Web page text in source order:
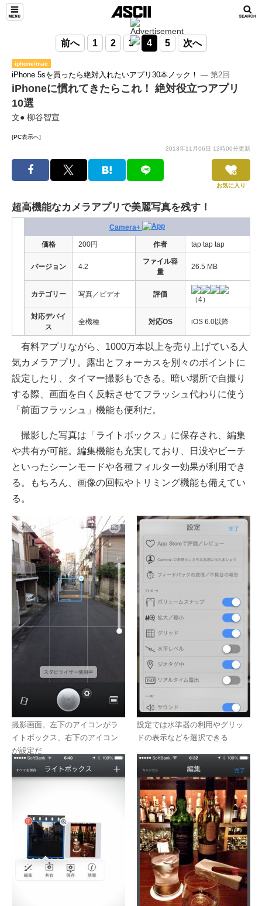
前へ 1 2 3 4 5 次へ
iphone/mac
iPhone 5sを買ったら絶対入れたいアプリ30本ノック！ ― 第2回
iPhoneに慣れてきたらこれ！ 絶対役立つアプリ
10選
文● 柳谷智宣
[PC表示へ]
2013年11月06日 12時00分更新
お気に入り
超高機能なカメラアプリで美麗写真を残す！
Camera+
価格 200円 作者 tap tap tap
バージョン 4.2
ファイル容
量
26.5 MB
カテゴリー 写真／ビデオ 評価
（4）
対応デバイ
ス
全機種 対応OS iOS 6.0以降
有料アプリながら、1000万本以上を売り上げている人
気カメラアプリ。露出とフォーカスを別々のポイントに
設定したり、タイマー撮影もできる。暗い場所で自撮り
する際、画面を白く反転させてフラッシュ代わりに使う
「前面フラッシュ」機能も便利だ。
撮影した写真は「ライトボックス」に保存され、編集
や共有が可能。編集機能も充実しており、日没やビーチ
といったシーンモードや各種フィルター効果が利用でき
る。もちろん、画像の回転やトリミング機能も備えてい
る。
撮影画面。左下のアイコンがラ
イトボックス、右下のアイコン
が設定だ
設定では水準器の利用やグリッ
ドの表示などを選択できる